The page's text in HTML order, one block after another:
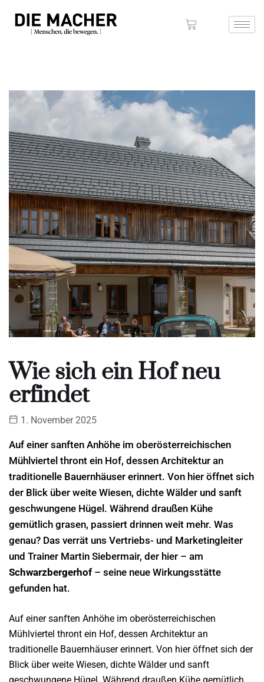
Wie sich ein Hof neu
erfindet
1. November 2025
Auf einer sanften Anhöhe im oberösterreichischen
Mühlviertel thront ein Hof, dessen Architektur an
traditionelle Bauernhäuser erinnert. Von hier öffnet sich
der Blick über weite Wiesen, dichte Wälder und sanft
geschwungene Hügel. Während draußen Kühe
gemütlich grasen, passiert drinnen weit mehr. Was
genau? Das verrät uns Vertriebs- und Marketingleiter
und Trainer Martin Siebermair, der hier – am
Schwarzbergerhof – seine neue Wirkungsstätte
gefunden hat.
Auf einer sanften Anhöhe im oberösterreichischen
Mühlviertel thront ein Hof, dessen Architektur an
traditionelle Bauernhäuser erinnert. Von hier öffnet sich der
Blick über weite Wiesen, dichte Wälder und sanft